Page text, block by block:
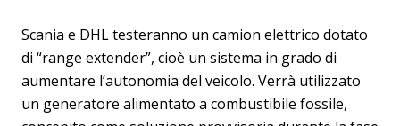
Scania e DHL testeranno un camion elettrico dotato
di “range extender”, cioè un sistema in grado di
aumentare l’autonomia del veicolo. Verrà utilizzato
un generatore alimentato a combustibile fossile,